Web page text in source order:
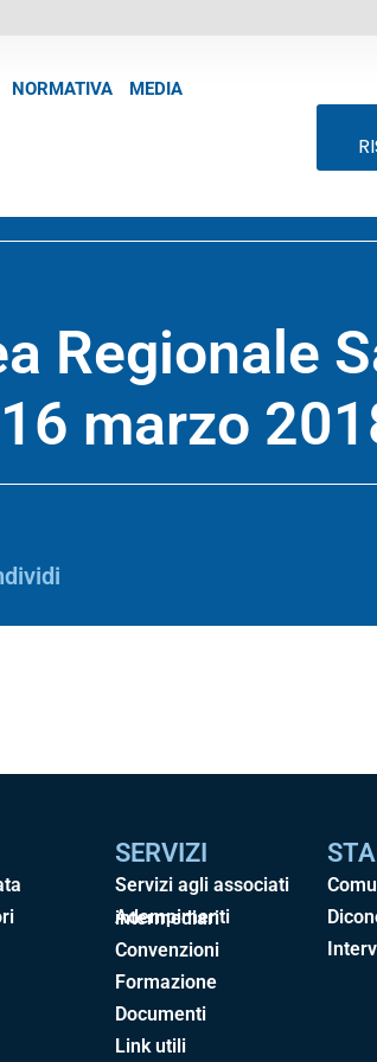
NORMATIVA
MEDIA
Regionale
marzo
SERVIZI
Servizi agli associati
Adempimenti intermediari
Convenzioni
Formazione
Documenti
Link utili